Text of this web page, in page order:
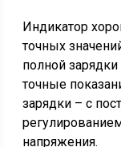
Индикатор
точных
полной
точные
зарядки – с
напряжения.